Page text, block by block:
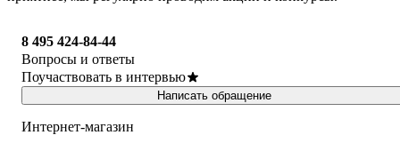
8 495 424-84-44
Вопросы и ответы
Поучаствовать в интервью
Написать обращение
Интернет-магазин